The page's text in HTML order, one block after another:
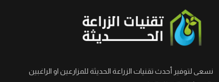
نسعى لتوفير أحدث تقنيات الزراعة الحديثة للمزارعين او الراغبين